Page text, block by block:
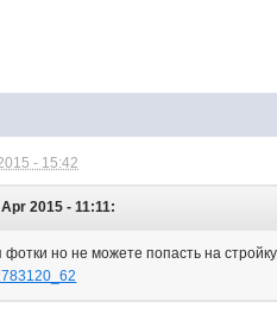
- 15:42
2015 - 11:11:
фотки но не можете попасть на